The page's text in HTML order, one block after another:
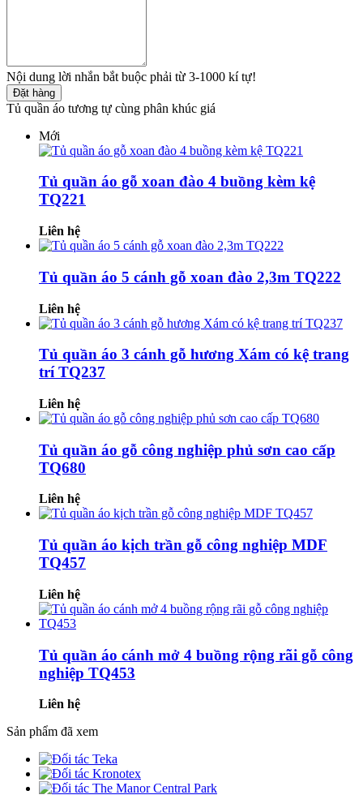
Nội dung lời nhắn bắt buộc phải từ 3-1000 kí tự!
Đặt hàng
Tủ quần áo tương tự cùng phân khúc giá
Mới
Tủ quần áo gỗ xoan đào 4 buồng kèm kệ
TQ221
Liên hệ
Tủ quần áo 5 cánh gỗ xoan đào 2,3m TQ222
Liên hệ
Tủ quần áo 3 cánh gỗ hương Xám có kệ trang
trí TQ237
Liên hệ
Tủ quần áo gỗ công nghiệp phủ sơn cao cấp
TQ680
Liên hệ
Tủ quần áo kịch trần gỗ công nghiệp MDF
TQ457
Liên hệ
Tủ quần áo cánh mở 4 buồng rộng rãi gỗ công
nghiệp TQ453
Liên hệ
Sản phẩm đã xem